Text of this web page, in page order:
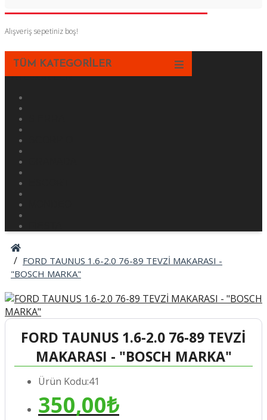
Alışveriş sepetiniz boş!
TÜM KATEGORİLER
KATEGORILER
FORD TAUNUS 1.6-2.0 76-89 TEVZİ MAKARASI -
"BOSCH MARKA"
FORD TAUNUS 1.6-2.0 76-89 TEVZİ
MAKARASI - "BOSCH MARKA"
Ürün Kodu:41
350,00₺